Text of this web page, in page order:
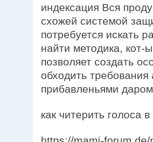
индексация Вся
схожей системой
потребуется искать
найти методика, кот-
позволяет создать
обходить требования
прибавленьями
как читерить голоса в